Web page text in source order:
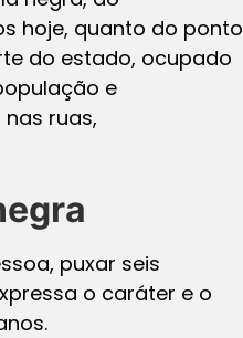
hoje, quanto do ponto
do estado, ocupado
e
ruas,
puxar seis
o caráter e o